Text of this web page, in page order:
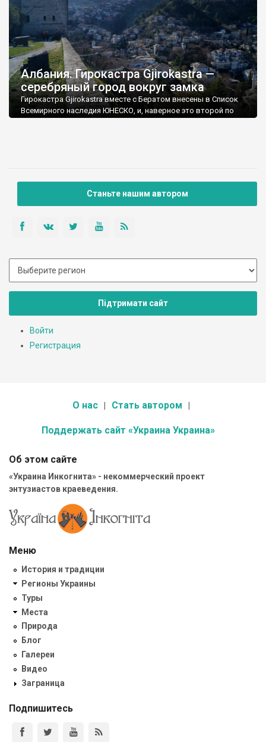
Албания. Гирокастра Gjirokastra —
серебряный город вокруг замка
Гирокастра Gjirokastra вместе с Бератом внесены в Список
Всемирного наследия ЮНЕСКО, и, наверное это второй по
Станьте нашим автором
Підтримати сайт
Войти
Регистрация
О нас Стать автором
Поддержать сайт «Украина Украина»
Об этом сайте
«Украина Инкогнита» - некоммерческий проект
энтузиастов краеведения.
Меню
История и традиции
Регионы Украины
Туры
Места
Природа
Блог
Галереи
Видео
Заграница
Подпишитесь